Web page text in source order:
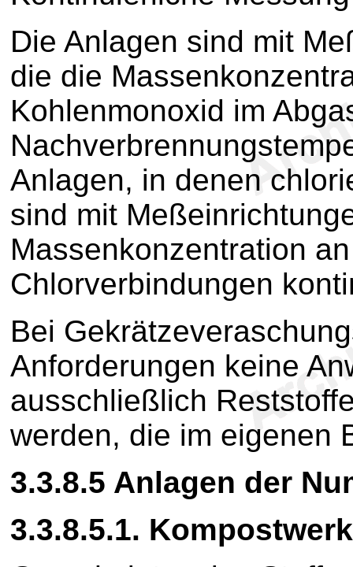
Die Anlagen sind mit
die die
Kohlenmonoxid im
Anlagen, in denen
sind mit
Massenkonzentration
Chlorverbindungen
Bei
Anforderungen keine
ausschließlich
werden, die im eigenen
3.3.8.5 Anlagen der
3.3.8.5.1.